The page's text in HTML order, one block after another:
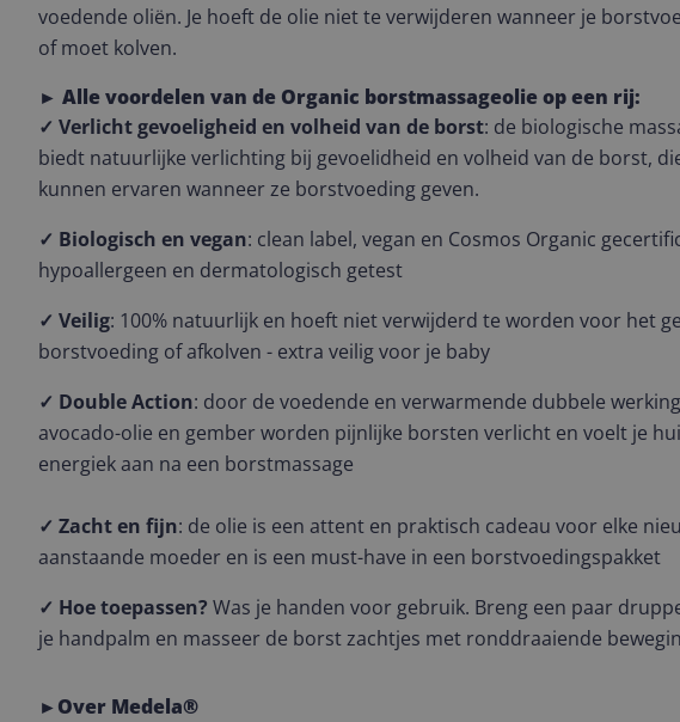
voedende oliën. Je hoeft de olie niet te verwijderen wanneer je
of moet kolven.
► Alle voordelen van de Organic borstmassageolie op een rij:
✓ Verlicht gevoeligheid en volheid van de borst: de biologische
biedt natuurlijke verlichting bij gevoelidheid en volheid van de borst,
kunnen ervaren wanneer ze borstvoeding geven.
✓ Biologisch en vegan: clean label, vegan en Cosmos Organic
hypoallergeen en dermatologisch getest
✓ Veilig: 100% natuurlijk en hoeft niet verwijderd te worden voor het
borstvoeding of afkolven - extra veilig voor je baby
✓ Double Action: door de voedende en verwarmende dubbele
avocado-olie en gember worden pijnlijke borsten verlicht en voelt je
energiek aan na een borstmassage
✓ Zacht en fijn: de olie is een attent en praktisch cadeau voor elke
aanstaande moeder en is een must-have in een borstvoedingspakket
✓ Hoe toepassen? Was je handen voor gebruik. Breng een paar
je handpalm en masseer de borst zachtjes met ronddraaiende
►Over Medela®